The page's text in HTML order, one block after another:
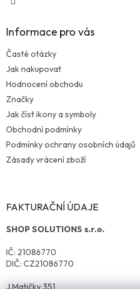
Informace pro vás
Časté otázky
Jak nakupovat
Hodnocení obchodu
Značky
Jak číst ikony a symboly
Obchodní podmínky
Podmínky ochrany osobních údajů
Zásady vrácení zboží
FAKTURAČNÍ ÚDAJE
SHOP SOLUTIONS s.r.o.
IČ: 21086770
DIČ: CZ21086770
J.Matičky 351,